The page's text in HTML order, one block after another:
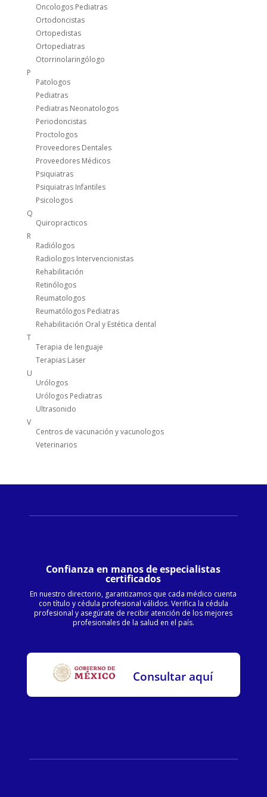
Oncologos Pediatras
Ortodoncistas
Ortopedistas
Ortopediatras
Otorrinolaringólogo
P
Patologos
Pediatras
Pediatras Neonatologos
Periodoncistas
Proctologos
Proveedores Dentales
Proveedores Médicos
Psiquiatras
Psiquiatras Infantiles
Psicologos
Q
Quiropracticos
R
Radiólogos
Radiologos Intervencionistas
Rehabilitación
Retinólogos
Reumatologos
Reumatólogos Pediatras
Rehabilitación Oral y Estética dental
T
Terapia de lenguaje
Terapias Laser
U
Urólogos
Urólogos Pediatras
Ultrasonido
V
Centros de vacunación y vacunologos
Veterinarios
Confianza en manos de especialistas
certificados
En nuestro directorio, garantizamos que cada médico cuenta
con título y cédula profesional válidos. Verifica la cédula
profesional y asegúrate de recibir atención de los mejores
profesionales de la salud en el país.
Consultar aquí